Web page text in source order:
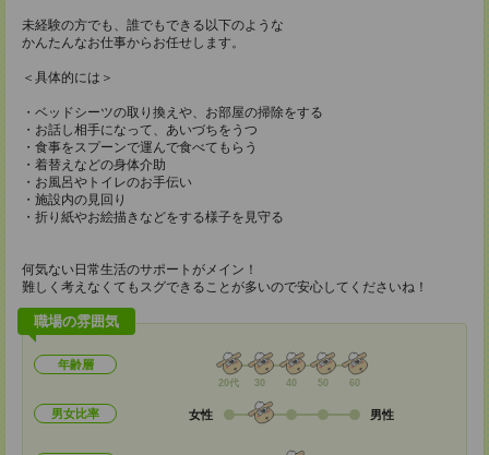
未経験の方でも、誰でもできる以下のような
かんたんなお仕事からお任せします。
＜具体的には＞
・ベッドシーツの取り換えや、お部屋の掃除をする
・お話し相手になって、あいづちをうつ
・食事をスプーンで運んで食べてもらう
・着替えなどの身体介助
・お風呂やトイレのお手伝い
・施設内の見回り
・折り紙やお絵描きなどをする様子を見守る
何気ない日常生活のサポートがメイン！
難しく考えなくてもスグできることが多いので安心してくださいね！
職場の雰囲気
年齢層
20代 30 40 50 60
男女比率 女性 男性